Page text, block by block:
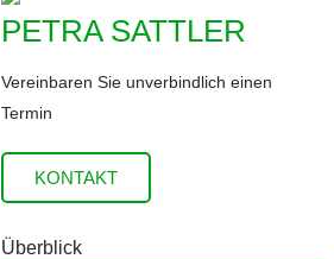
PETRA SATTLER
Vereinbaren Sie unverbindlich einen
Termin
KONTAKT
Überblick